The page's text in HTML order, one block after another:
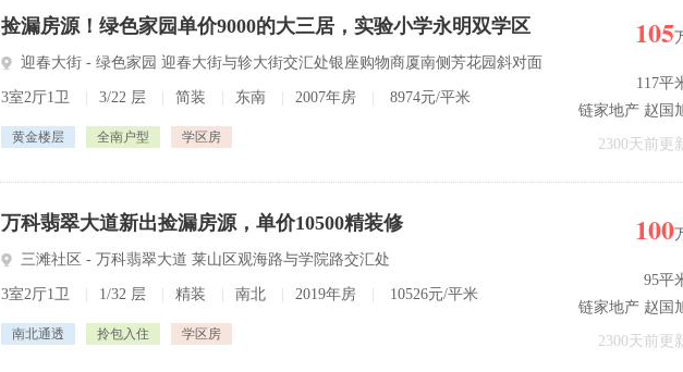
捡漏房源！绿色家园单价9000的大三居，实验小学永明双学区
迎春大街 - 绿色家园 迎春大街与轸大街交汇处银座购物商厦南侧芳花园斜对面
3室2厅1卫 3/22 层 简装 东南 2007年房 8974元/平米
黄金楼层 全南户型 学区房
105
117平
链家地产 赵国
2300天前更
万科翡翠大道新出捡漏房源，单价10500精装修
三滩社区 - 万科翡翠大道 莱山区观海路与学院路交汇处
3室2厅1卫 1/32 层 精装 南北 2019年房 10526元/平米
南北通透 拎包入住 学区房
100
95平
链家地产 赵国
2300天前更